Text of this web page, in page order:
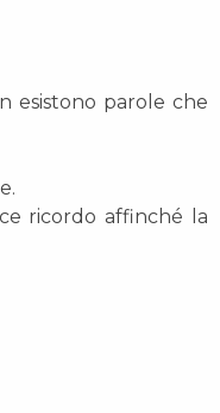
esistono parole che
ricordo affinché la